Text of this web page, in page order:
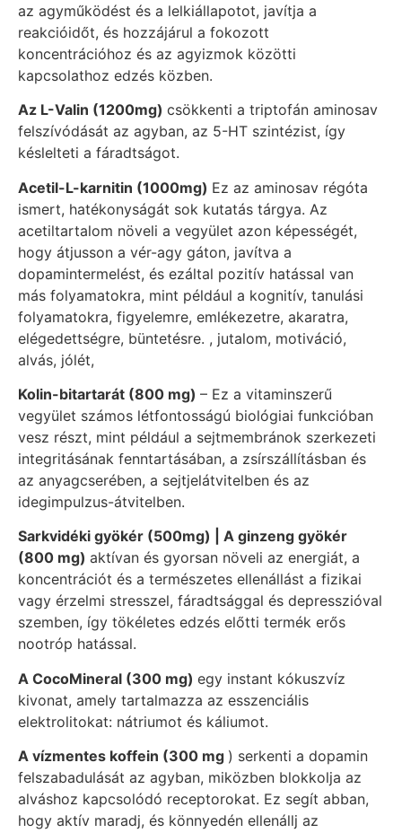
az agyműködést és a lelkiállapotot, javítja a
reakcióidőt, és hozzájárul a fokozott
koncentrációhoz és az agyizmok közötti
kapcsolathoz edzés közben.
Az L-Valin (1200mg) csökkenti a triptofán aminosav
felszívódását az agyban, az 5-HT szintézist, így
késlelteti a fáradtságot.
Acetil-L-karnitin (1000mg) Ez az aminosav régóta
ismert, hatékonyságát sok kutatás tárgya. Az
acetiltartalom növeli a vegyület azon képességét,
hogy átjusson a vér-agy gáton, javítva a
dopamintermelést, és ezáltal pozitív hatással van
más folyamatokra, mint például a kognitív, tanulási
folyamatokra, figyelemre, emlékezetre, akaratra,
elégedettségre, büntetésre. , jutalom, motiváció,
alvás, jólét,
Kolin-bitartarát (800 mg) – Ez a vitaminszerű
vegyület számos létfontosságú biológiai funkcióban
vesz részt, mint például a sejtmembránok szerkezeti
integritásának fenntartásában, a zsírszállításban és
az anyagcserében, a sejtjelátvitelben és az
idegimpulzus-átvitelben.
Sarkvidéki gyökér (500mg) | A ginzeng gyökér
(800 mg) aktívan és gyorsan növeli az energiát, a
koncentrációt és a természetes ellenállást a fizikai
vagy érzelmi stresszel, fáradtsággal és depresszióval
szemben, így tökéletes edzés előtti termék erős
nootróp hatással.
A CocoMineral (300 mg) egy instant kókuszvíz
kivonat, amely tartalmazza az esszenciális
elektrolitokat: nátriumot és káliumot.
A vízmentes koffein (300 mg ) serkenti a dopamin
felszabadulását az agyban, miközben blokkolja az
alváshoz kapcsolódó receptorokat. Ez segít abban,
hogy aktív maradj, és könnyedén ellenállj az